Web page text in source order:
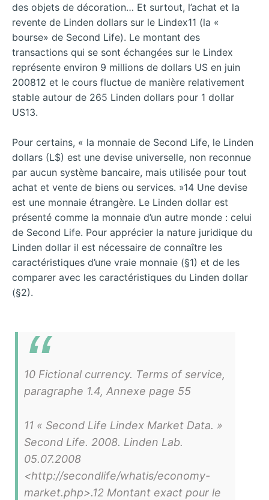
des objets de décoration… Et surtout, l’achat et la
revente de Linden dollars sur le Lindex11 (la «
bourse» de Second Life). Le montant des
transactions qui se sont échangées sur le Lindex
représente environ 9 millions de dollars US en juin
200812 et le cours fluctue de manière relativement
stable autour de 265 Linden dollars pour 1 dollar
US13.
Pour certains, « la monnaie de Second Life, le Linden
dollars (L$) est une devise universelle, non reconnue
par aucun système bancaire, mais utilisée pour tout
achat et vente de biens ou services. »14 Une devise
est une monnaie étrangère. Le Linden dollar est
présenté comme la monnaie d’un autre monde : celui
de Second Life. Pour apprécier la nature juridique du
Linden dollar il est nécessaire de connaître les
caractéristiques d’une vraie monnaie (§1) et de les
comparer avec les caractéristiques du Linden dollar
(§2).
10 Fictional currency. Terms of service,
paragraphe 1.4, Annexe page 55
11 « Second Life Lindex Market Data. »
Second Life. 2008. Linden Lab.
05.07.2008
<http://secondlife/whatis/economy-
market.php>.12 Montant exact pour le